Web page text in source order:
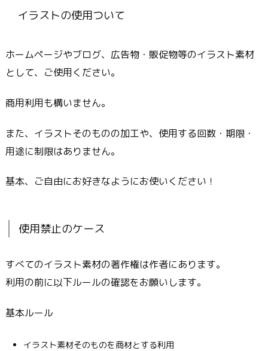
イラストの使用ついて
ホームページやブログ、広告物・販促物等のイラスト素材
として、ご使用ください。
商用利用も構いません。
また、イラストそのものの加工や、使用する回数・期限・
用途に制限はありません。
基本、ご自由にお好きなようにお使いください！
使用禁止のケース
すべてのイラスト素材の著作権は作者にあります。
利用の前に以下ルールの確認をお願いします。
基本ルール
イラスト素材そのものを商材とする利用